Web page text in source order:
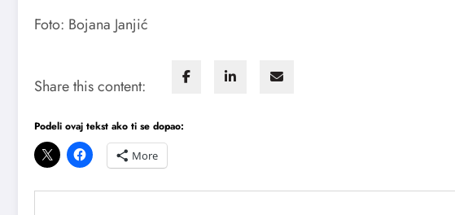
Foto: Bojana Janjić
Share this content:
Podeli ovaj tekst ako ti se dopao:
More